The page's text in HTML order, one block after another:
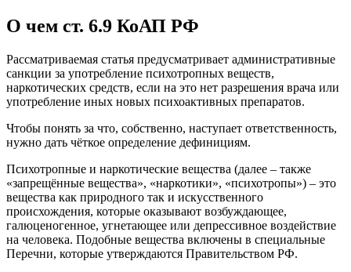
О чем ст. 6.9 КоАП РФ
Рассматриваемая статья предусматривает административные
санкции за употребление психотропных веществ,
наркотических средств, если на это нет разрешения врача или
употребление иных новых психоактивных препаратов.
Чтобы понять за что, собственно, наступает ответственность,
нужно дать чёткое определение дефинициям.
Психотропные и наркотические вещества (далее – также
«запрещённые вещества», «наркотики», «психотропы») – это
вещества как природного так и искусственного
происхождения, которые оказывают возбуждающее,
галюценогенное, угнетающее или депрессивное воздействие
на человека. Подобные вещества включены в специальные
Перечни, которые утверждаются Правительством РФ.